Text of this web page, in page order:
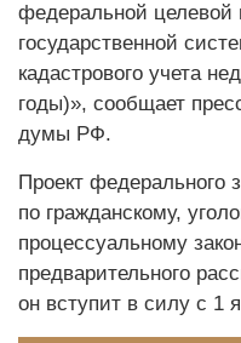
федеральной целевой
государственной
кадастрового учета
годы)», сообщает
думы РФ.
Проект федерального
по гражданскому,
процессуальному
предварительного
он вступит в силу с 1